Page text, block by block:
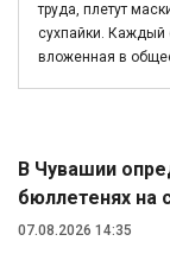
труда, плетут
сухпайки. Каждый
вложенная в
В Чувашии
бюллетенях на
07.08.2026 14:35